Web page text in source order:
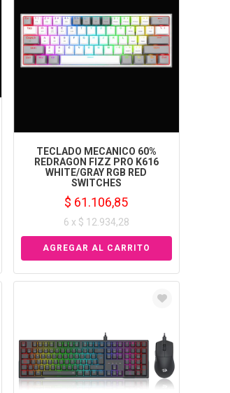
TECLADO MECANICO 60%
REDRAGON FIZZ PRO K616
WHITE/GRAY RGB RED
SWITCHES
$ 61.106,85
6 x $ 12.934,28